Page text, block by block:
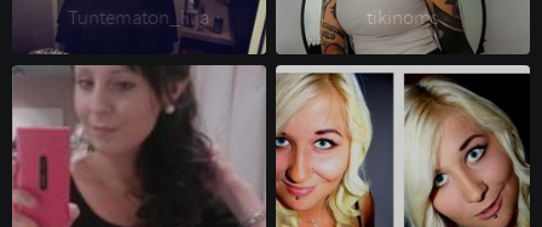
Tuntematon_lilja tikinoms